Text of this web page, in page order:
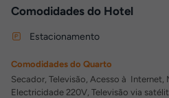
Comodidades do Hotel
Estacionamento
Comodidades do Quarto
Secador, Televisão, Acesso à
Electricidade 220V, Televisão via